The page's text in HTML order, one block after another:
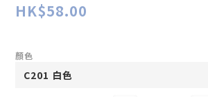
HK$58.00
顏色